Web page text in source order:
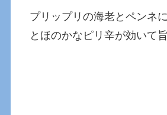
プリップリの海老とペンネ
とほのかなピリ辛が効いて